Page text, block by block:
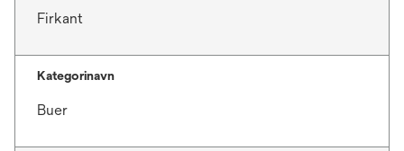
Firkant
Kategorinavn
Buer